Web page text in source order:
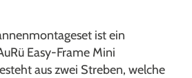
ist ein
Easy-Frame Mini
aus zwei Streben, welche